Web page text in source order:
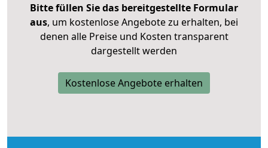
Bitte füllen Sie das bereitgestellte Formular
aus, um kostenlose Angebote zu erhalten, bei
denen alle Preise und Kosten transparent
dargestellt werden
Kostenlose Angebote erhalten